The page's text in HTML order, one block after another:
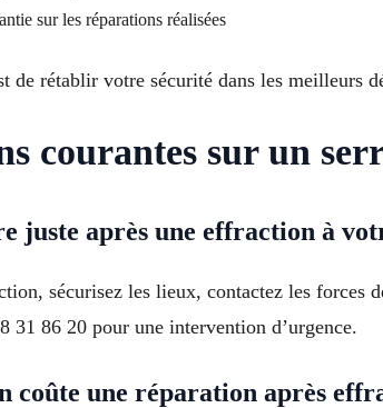
sur les réparations réalisées
de rétablir votre sécurité dans les meilleurs
courantes sur un
juste après une effraction à
sécurisez les lieux, contactez les forces
31 86 20 pour une intervention d’urgence.
coûte une réparation après